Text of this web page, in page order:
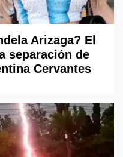
Arizaga? El
separación de
Cervantes